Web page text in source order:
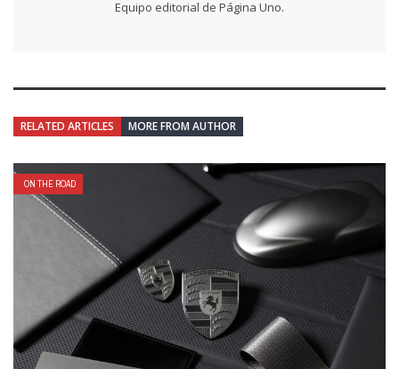
Equipo editorial de Página Uno.
RELATED ARTICLES MORE FROM AUTHOR
ON THE ROAD